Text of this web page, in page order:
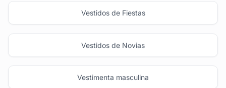
Vestidos de Fiestas
Vestidos de Novias
Vestimenta masculina